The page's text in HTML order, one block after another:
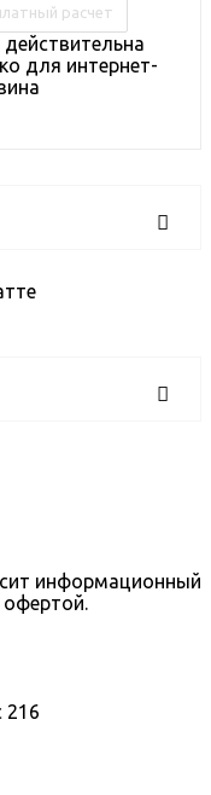
расчет
для интернет-
информационный
офертой.
216